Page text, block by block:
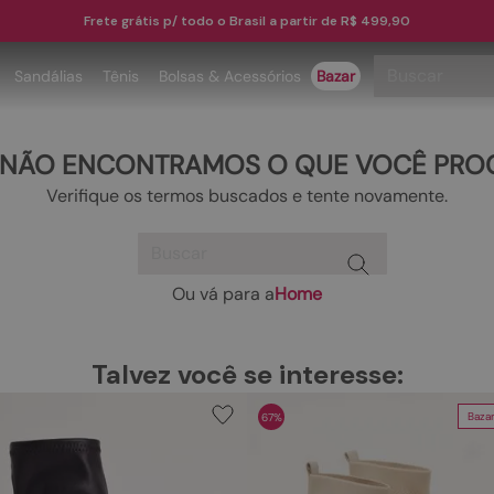
Frete grátis p/ todo o Brasil a partir de R$ 499,90
Sandálias Tênis Bolsas & Acessórios Bazar
ENCONTRAMOS O QUE VOCÊ
Verifique os termos buscados e tente novamente.
Ou vá para aHome
Talvez você se interesse:
Bazar
67%
1º
papete
2º
tenis
sandalia
9º
óculos
TERMOS MAIS BUSCADOS
tenis
sandalia